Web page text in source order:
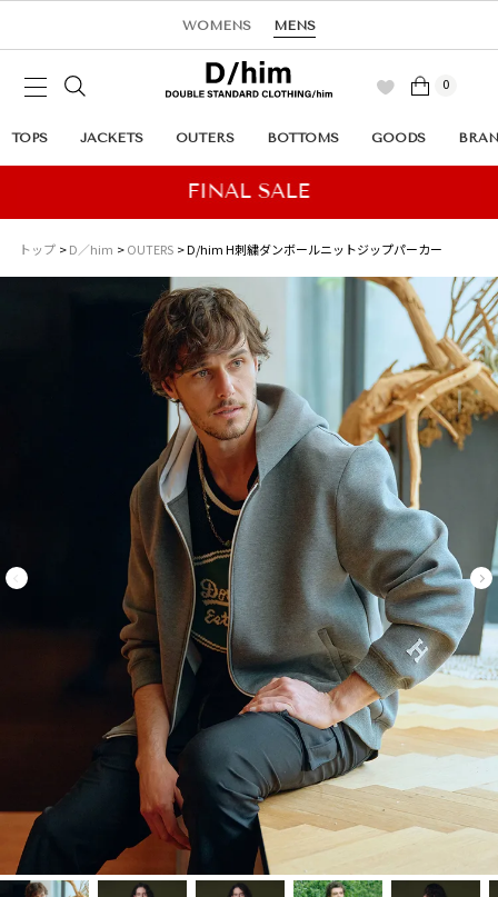
WOMENS MENS
0
TOPS JACKETS OUTERS BOTTOMS GOODS
トップ D／him OUTERS D/him H刺繍ダンボールニットジップパーカー